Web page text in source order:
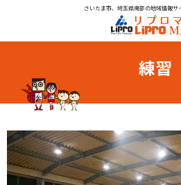
さいたま市、埼玉県南部の地域情報サ
練習